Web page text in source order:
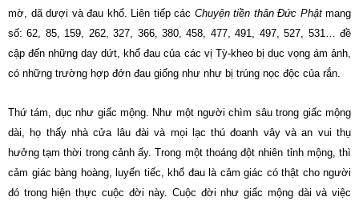
mờ, dã dượi và đau khổ. Liên tiếp các Chuyện tiền thân Đức Phật mang
số: 62, 85, 159, 262, 327, 366, 380, 458, 477, 491, 497, 527, 531… đề
cập đến những day dứt, khổ đau của các vị Tỳ-kheo bị dục vọng ám ảnh,
có những trường hợp đớn đau giống như như bị trúng nọc độc của rắn.
Thứ tám, dục như giấc mộng. Như một người chìm sâu trong giấc mộng
dài, họ thấy nhà cửa lâu đài và mọi lạc thú đoanh vây và an vui thụ
hưởng tạm thời trong cảnh ấy. Trong một thoáng đột nhiên tỉnh mộng, thì
cảm giác bàng hoàng, luyến tiếc, khổ đau là cảm giác có thật cho người
đó trong hiện thực cuộc đời này. Cuộc đời như giấc mộng dài và việc